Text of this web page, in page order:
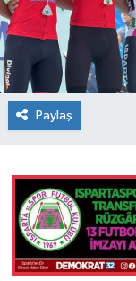
Paylaş